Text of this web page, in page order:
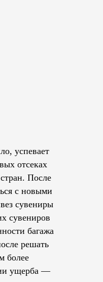
успевает
отсеках
После
с новыми
сувениры
сувениров
багажа
решать
более
ущерба —